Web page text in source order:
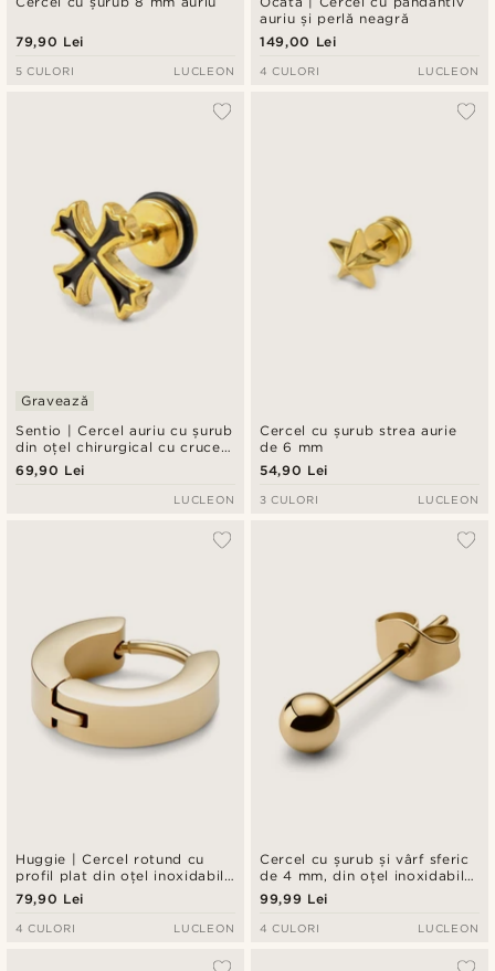
79,90 Lei
5 CULORI LUCLEON
auriu și perlă neagră
149,00 Lei
4 CULORI LUCLEON
Sentio | Cercel auriu cu șurub
din oțel chirurgical cu cruce
cavalerească
Gravează
69,90 Lei
LUCLEON
Cercel cu șurub strea aurie
de 6 mm
54,90 Lei
3 CULORI LUCLEON
Huggie | Cercel rotund cu
profil plat din oțel inoxidabil
auriu de 7 mm
79,90 Lei
4 CULORI LUCLEON
Cercel cu șurub și vârf sferic
de 4 mm, din oțel inoxidabil
auriu
99,99 Lei
4 CULORI LUCLEON